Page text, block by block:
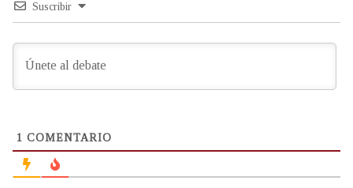
Suscribir
1 COMENTARIO